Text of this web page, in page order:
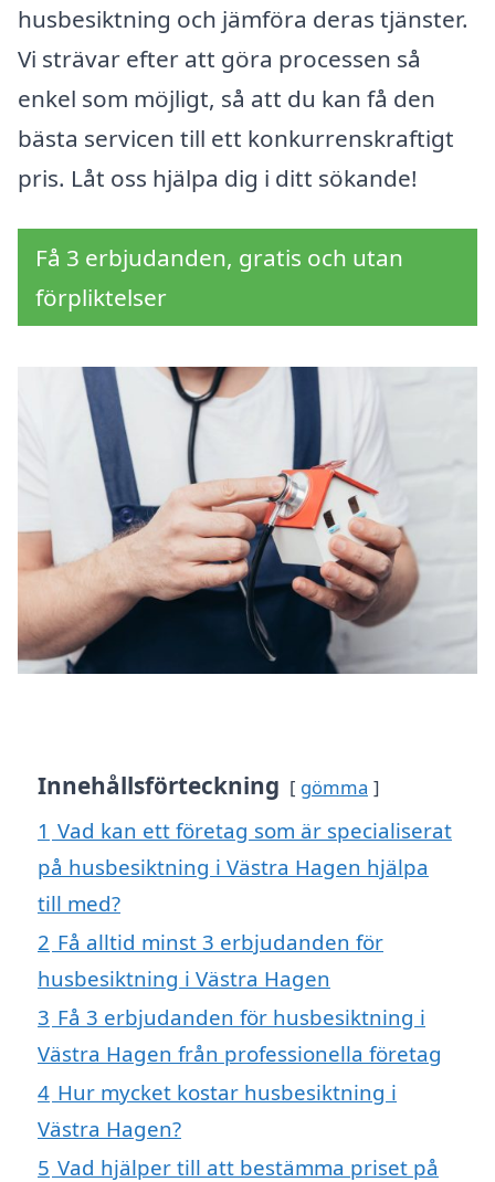
husbesiktning och jämföra deras tjänster.
Vi strävar efter att göra processen så
enkel som möjligt, så att du kan få den
bästa servicen till ett konkurrenskraftigt
pris. Låt oss hjälpa dig i ditt sökande!
Få 3 erbjudanden, gratis och utan
förpliktelser
Innehållsförteckning gömma
1 Vad kan ett företag som är specialiserat
på husbesiktning i Västra Hagen hjälpa
till med?
2 Få alltid minst 3 erbjudanden för
husbesiktning i Västra Hagen
3 Få 3 erbjudanden för husbesiktning i
Västra Hagen från professionella företag
4 Hur mycket kostar husbesiktning i
Västra Hagen?
5 Vad hjälper till att bestämma priset på